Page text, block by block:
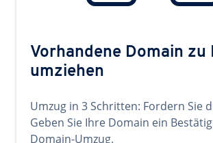
Vorhandene Domain zu
umziehen
Umzug in 3 Schritten: Fordern Sie
Geben Sie Ihre Domain ein
Domain-Umzug.